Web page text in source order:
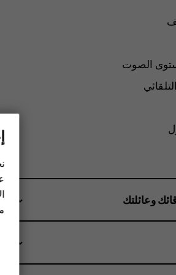
الصوت
وعائلتك